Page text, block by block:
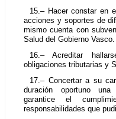
15.– Hacer constar en
acciones y soportes de
mismo cuenta con
Salud del Gobierno Vasco.
16.– Acreditar
obligaciones tributarias y
17.– Concertar a su
duración oportuno
garantice el
responsabilidades que